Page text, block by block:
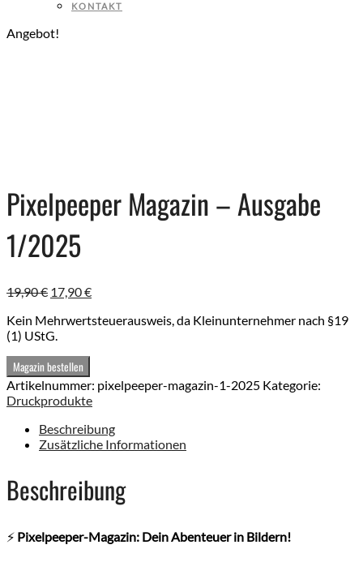
KONTAKT
Angebot!
Pixelpeeper Magazin – Ausgabe
1/2025
19,90€ Ursprünglicher
war:
19,90 €
17,90€Aktueller
ist:
Kein Mehrwertsteuerausweis, da Kleinunternehmer nach §19
(1) UStG.
Magazin bestellen
Artikelnummer: pixelpeeper-magazin-1-2025 Kategorie:
Druckprodukte
Beschreibung
Zusätzliche Informationen
Beschreibung
⚡️ Pixelpeeper-Magazin: Dein Abenteuer in Bildern!